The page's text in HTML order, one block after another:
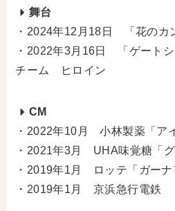
舞台
・2024年12月18日 「花のカ
・2022年3月16日 「ゲート
チーム ヒロイン
CM
・2022年10月 小林製薬「ア
・2021年3月 UHA味覚糖「グ
・2019年1月 ロッテ「ガーナ
・2019年1月 京浜急行電鉄